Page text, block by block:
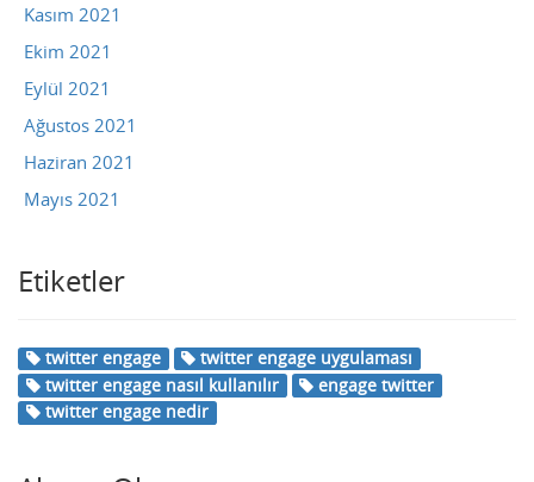
Kasım 2021
Ekim 2021
Eylül 2021
Ağustos 2021
Haziran 2021
Mayıs 2021
Etiketler
twitter engage
twitter engage uygulaması
twitter engage nasıl kullanılır
engage twitter
twitter engage nedir